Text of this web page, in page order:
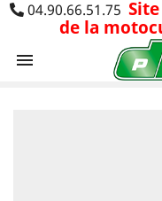
04.90.66.51.75
de la
